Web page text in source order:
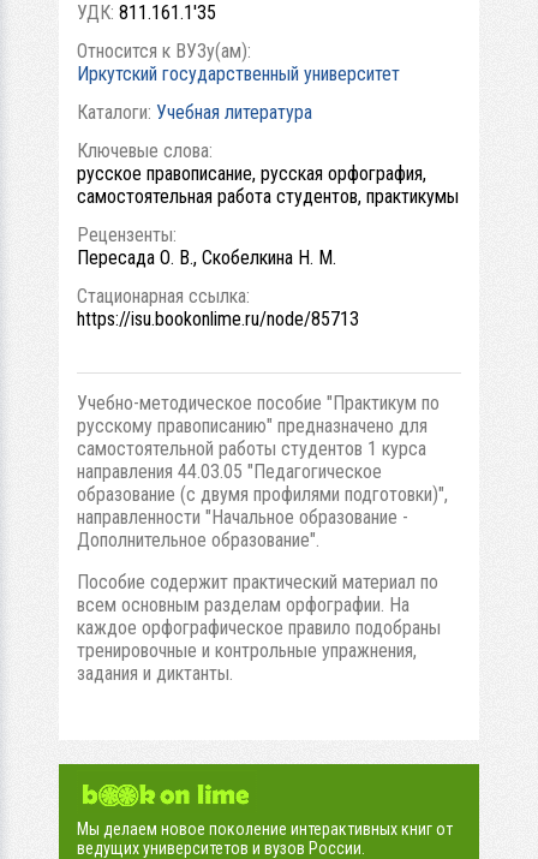
УДК: 811.161.1'35
Относится к ВУЗу(ам):
Иркутский государственный университет
Каталоги: Учебная литература
Ключевые слова:
русское правописание, русская орфография,
самостоятельная работа студентов, практикумы
Рецензенты:
Пересада О. В., Скобелкина Н. М.
Стационарная ссылка:
https://isu.bookonlime.ru/node/85713
Учебно-методическое пособие "Практикум по
русскому правописанию" предназначено для
самостоятельной работы студентов 1 курса
направления 44.03.05 "Педагогическое
образование (с двумя профилями подготовки)",
направленности "Начальное образование -
Дополнительное образование".
Пособие содержит практический материал по
всем основным разделам орфографии. На
каждое орфографическое правило подобраны
тренировочные и контрольные упражнения,
задания и диктанты.
Мы делаем новое поколение интерактивных книг от
ведущих университетов и вузов России.